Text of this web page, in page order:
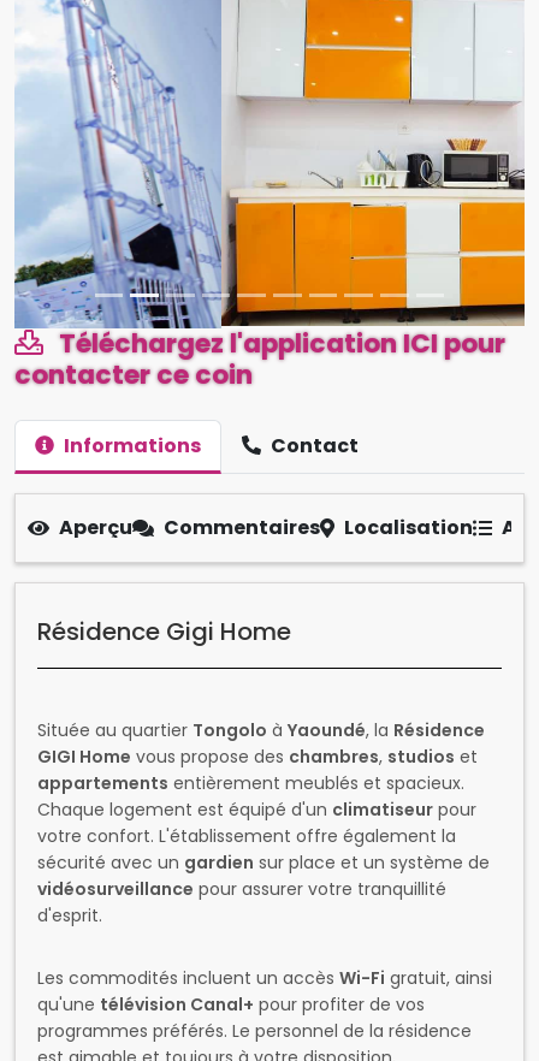
Téléchargez l'application ICI pour
contacter ce coin
Informations Contact
Aperçu Commentaires Localisation
Résidence Gigi Home
Située au quartier Tongolo à Yaoundé, la Résidence
GIGI Home vous propose des chambres, studios et
appartements entièrement meublés et spacieux.
Chaque logement est équipé d'un climatiseur pour
votre confort. L'établissement offre également la
sécurité avec un gardien sur place et un système de
vidéosurveillance pour assurer votre tranquillité
d'esprit.
Les commodités incluent un accès Wi-Fi gratuit, ainsi
qu'une télévision Canal+ pour profiter de vos
programmes préférés. Le personnel de la résidence
est aimable et toujours à votre disposition,